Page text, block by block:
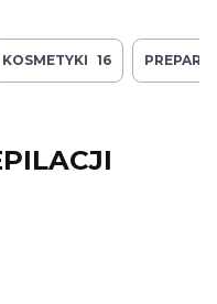
KOSMETYKI 16